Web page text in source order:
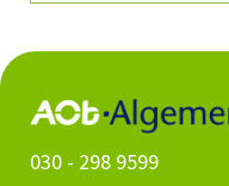
030 - 298 9599